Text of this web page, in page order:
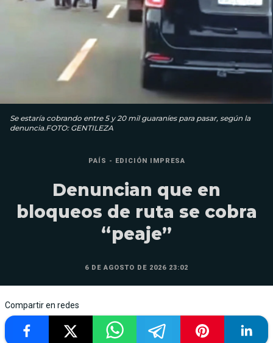
Se estaría cobrando entre 5 y 20 mil guaraníes para pasar, según la
denuncia.FOTO: GENTILEZA
PAÍS - EDICIÓN IMPRESA
Denuncian que en
bloqueos de ruta se cobra
“peaje”
6 DE AGOSTO DE 2026 23:02
Compartir en redes